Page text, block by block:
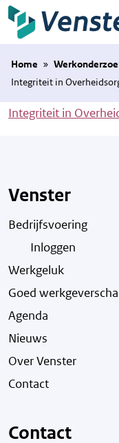
Naar hoofdinhoud
Home »
Integriteit in
Integriteit in
Venster
Bedrijfsvoering
Inloggen
Werkgeluk
Goed
Agenda
Nieuws
Over Venster
Contact
Contact